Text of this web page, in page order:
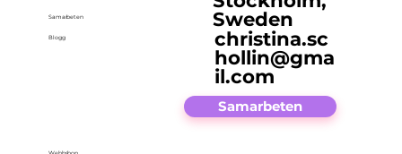
Samarbeten
Blogg
Sweden
christina.sc
hollin@gma
il.com
Samarbeten